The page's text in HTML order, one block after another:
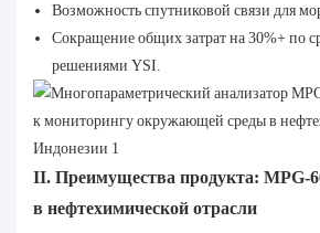
Возможность спутниковой связи для
Сокращение общих затрат на 30%+ по
решениями YSI.
II. Преимущества продукта: MPG-
в нефтехимической отрасли